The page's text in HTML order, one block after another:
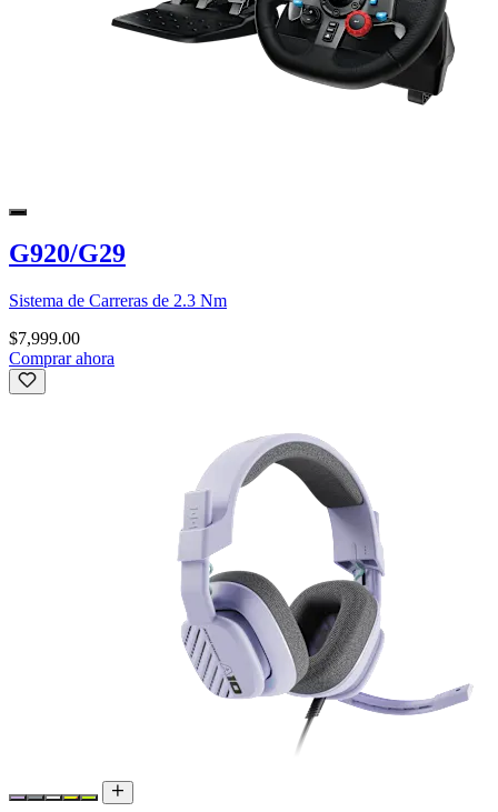
G920/G29
Sistema de Carreras de 2.3 Nm
$7,999.00
Comprar ahora